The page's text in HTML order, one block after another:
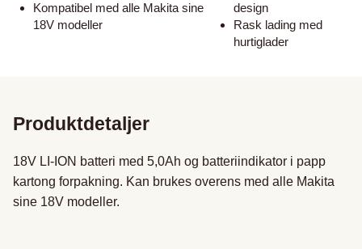
Kompatibel med alle Makita sine
18V modeller
design
Rask lading med
hurtiglader
Produktdetaljer
18V LI-ION batteri med 5,0Ah og batteriindikator i papp
kartong forpakning. Kan brukes overens med alle Makita
sine 18V modeller.